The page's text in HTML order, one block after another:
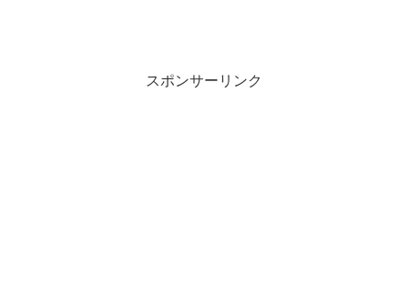
スポンサーリンク